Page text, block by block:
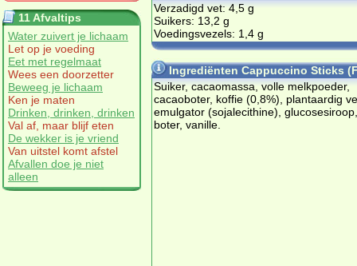
11 Afvaltips
Water zuivert je lichaam
Let op je voeding
Eet met regelmaat
Wees een doorzetter
Beweeg je lichaam
Ken je maten
Drinken, drinken, drinken
Val af, maar blijf eten
De wekker is je vriend
Van uitstel komt afstel
Afvallen doe je niet
alleen
Verzadigd vet: 4,5 g
Suikers: 13,2 g
Voedingsvezels: 1,4 g
Ingrediënten Cappuccino Sticks
Suiker, cacaomassa, volle melkpoeder,
cacaoboter, koffie (0,8%), plantaardig
emulgator (sojalecithine), glucosesiroop,
boter, vanille.